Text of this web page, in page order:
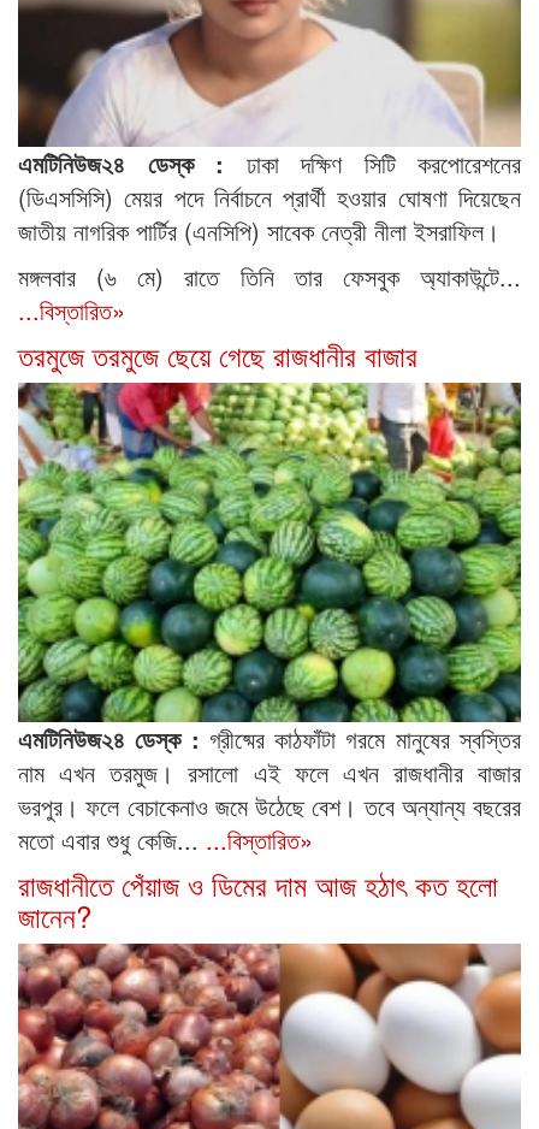
এমটিনিউজ২৪ ডেস্ক : ঢাকা দক্ষিণ সিটি করপোরেশনের
(ডিএসসিসি) মেয়র পদে নির্বাচনে প্রার্থী হওয়ার ঘোষণা দিয়েছেন
জাতীয় নাগরিক পার্টির (এনসিপি) সাবেক নেত্রী নীলা ইসরাফিল।
মঙ্গলবার (৬ মে) রাতে তিনি তার ফেসবুক অ্যাকাউন্টে...
...বিস্তারিত»
তরমুজে তরমুজে ছেয়ে গেছে রাজধানীর বাজার
এমটিনিউজ২৪ ডেস্ক : গ্রীষ্মের কাঠফাঁটা গরমে মানুষের স্বস্তির
নাম এখন তরমুজ। রসালো এই ফলে এখন রাজধানীর বাজার
ভরপুর। ফলে বেচাকেনাও জমে উঠেছে বেশ। তবে অন্যান্য বছরের
মতো এবার শুধু কেজি... ...বিস্তারিত»
রাজধানীতে পেঁয়াজ ও ডিমের দাম আজ হঠাৎ কত হলো
জানেন?